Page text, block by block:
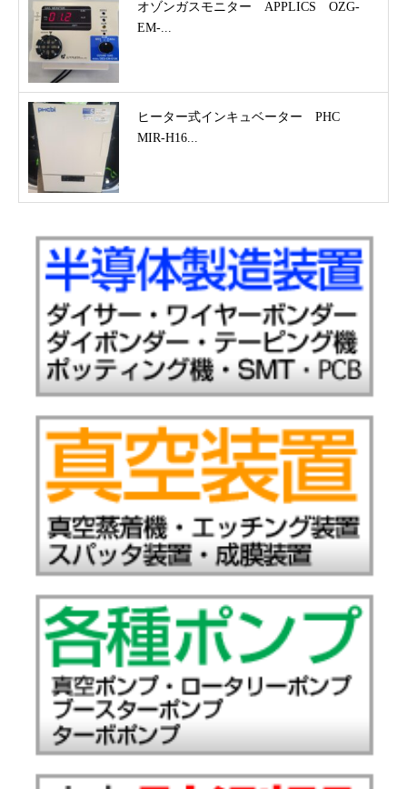
オゾンガスモニター APPLICS OZG-
EM-...
ヒーター式インキュベーター PHC
MIR-H16...